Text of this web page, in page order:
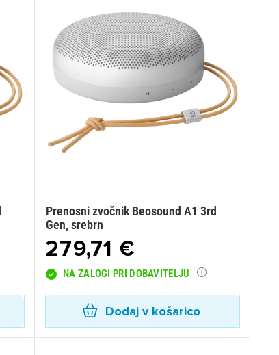
Prenosni zvočnik Beosound A1 3rd
Gen, srebrn
279,71 €
NA ZALOGI PRI DOBAVITELJU
Dodaj v košarico